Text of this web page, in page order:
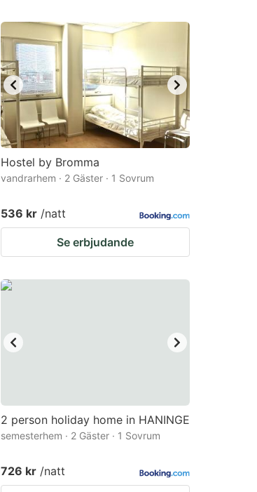
Hostel by Bromma
vandrarhem · 2 Gäster · 1 Sovrum
536 kr /natt
Se erbjudande
2 person holiday home in HANINGE
semesterhem · 2 Gäster · 1 Sovrum
726 kr /natt